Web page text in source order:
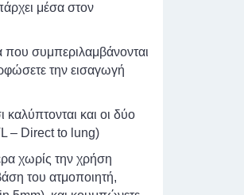
μέσα στον
συμπεριλαμβάνονται
την εισαγωγή
καλύπτονται και οι δύο
– Direct to lung)
χωρίς την χρήση
του ατμοποιητή,